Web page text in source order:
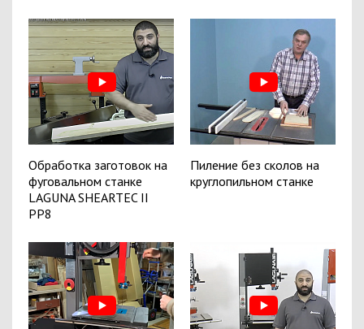
Обработка заготовок на
фуговальном станке
LAGUNA SHEARTEC II
PP8
Пиление без сколов на
круглопильном станке